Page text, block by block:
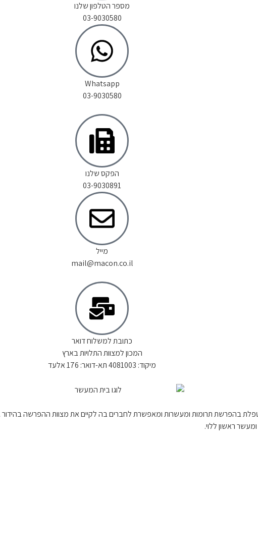
מספר הטלפון שלנו
03-9030580
Whatsapp
03-9030580
הפקס שלנו
03-9030891
מייל
mail@macon.co.il
כתובת למשלוח דואר
המכון למצוות התלויות בארץ
מיקוד: 4081003 תא-דואר: 176 אלעד
בהפרשת תרומות ומעשרות ומאפשרת לחברים בה לקיים את מצוות ההפרשה
ראשון ללוי.